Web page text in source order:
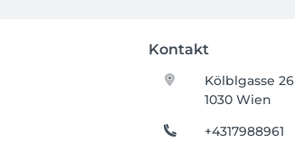
Kontakt
Kölblgasse 26
1030 Wien
+4317988961